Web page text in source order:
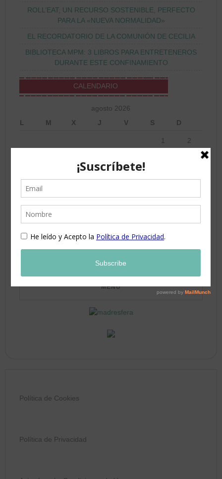
ROLL’EAT, UN RECURSO SOSTENIBLE, PERFECTO
PARA LA «NUEVA NORMALIDAD»
EL RECORDATORIO DE LA COMUNIÓN DE CECILIA
BIBLIOTECA MPM: 3 LIBROS PARA ENTRETENEROS
DURANTE ESTE CONFINAMIENTO
CALENDARIO
agosto 2026
L
M X J V S D
1 2
5
10 11 12 13 14 15 16
24 25 26 27 28 29 30
Política de Cookies
Política de Privacidad